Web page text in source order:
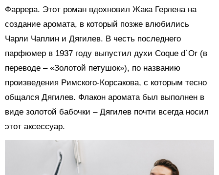
Фаррера. Этот роман вдохновил Жака Герлена на
создание аромата, в который позже влюбились
Чарли Чаплин и Дягилев. В честь последнего
парфюмер в 1937 году выпустил духи Coque d`Or (в
переводе – «Золотой петушок»), по названию
произведения Римского-Корсакова, с которым тесно
общался Дягилев. Флакон аромата был выполнен в
виде золотой бабочки – Дягилев почти всегда носил
этот аксессуар.